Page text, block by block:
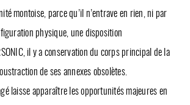
montoise, parce qu’il n’entrave en rien, ni par
physique, une disposition
il y a conservation du corps principal de la
de ses annexes obsolètes.
laisse apparaître les opportunités majeures en